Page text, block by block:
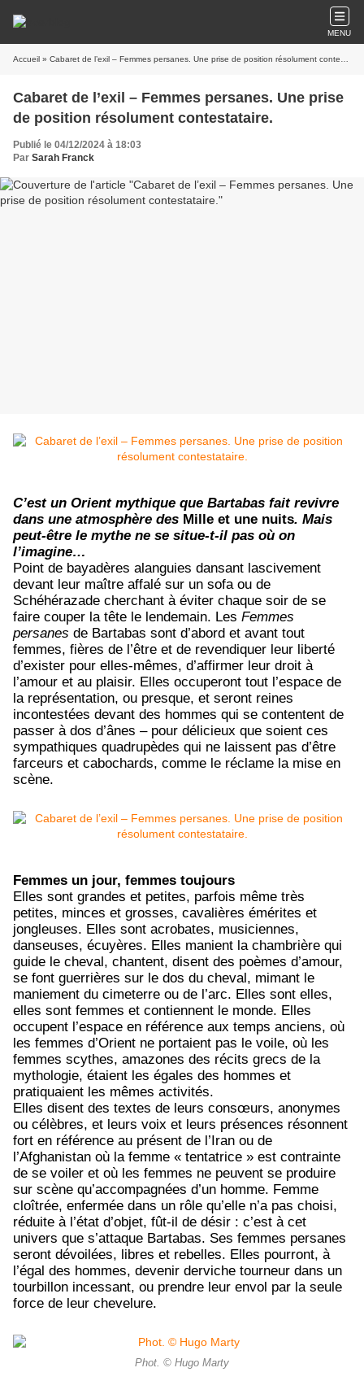
MENU
Accueil » Cabaret de l’exil – Femmes persanes. Une prise de position résolument contestataire.
Cabaret de l’exil – Femmes persanes. Une prise
de position résolument contestataire.
Publié le 04/12/2024 à 18:03
Par Sarah Franck
C’est un Orient mythique que Bartabas fait revivre
dans une atmosphère des Mille et une nuits. Mais
peut-être le mythe ne se situe-t-il pas où on
l’imagine…
Point de bayadères alanguies dansant lascivement
devant leur maître affalé sur un sofa ou de
Schéhérazade cherchant à éviter chaque soir de se
faire couper la tête le lendemain. Les Femmes
persanes de Bartabas sont d’abord et avant tout
femmes, fières de l’être et de revendiquer leur liberté
d’exister pour elles-mêmes, d’affirmer leur droit à
l’amour et au plaisir. Elles occuperont tout l’espace de
la représentation, ou presque, et seront reines
incontestées devant des hommes qui se contentent de
passer à dos d’ânes – pour délicieux que soient ces
sympathiques quadrupèdes qui ne laissent pas d’être
farceurs et cabochards, comme le réclame la mise en
scène.
Femmes un jour, femmes toujours
Elles sont grandes et petites, parfois même très
petites, minces et grosses, cavalières émérites et
jongleuses. Elles sont acrobates, musiciennes,
danseuses, écuyères. Elles manient la chambrière qui
guide le cheval, chantent, disent des poèmes d’amour,
se font guerrières sur le dos du cheval, mimant le
maniement du cimeterre ou de l’arc. Elles sont elles,
elles sont femmes et contiennent le monde. Elles
occupent l’espace en référence aux temps anciens, où
les femmes d’Orient ne portaient pas le voile, où les
femmes scythes, amazones des récits grecs de la
mythologie, étaient les égales des hommes et
pratiquaient les mêmes activités.
Elles disent des textes de leurs consœurs, anonymes
ou célèbres, et leurs voix et leurs présences résonnent
fort en référence au présent de l’Iran ou de
l’Afghanistan où la femme « tentatrice » est contrainte
de se voiler et où les femmes ne peuvent se produire
sur scène qu’accompagnées d’un homme. Femme
cloîtrée, enfermée dans un rôle qu’elle n’a pas choisi,
réduite à l’état d’objet, fût-il de désir : c’est à cet
univers que s’attaque Bartabas. Ses femmes persanes
seront dévoilées, libres et rebelles. Elles pourront, à
l’égal des hommes, devenir derviche tourneur dans un
tourbillon incessant, ou prendre leur envol par la seule
force de leur chevelure.
Phot. © Hugo Marty